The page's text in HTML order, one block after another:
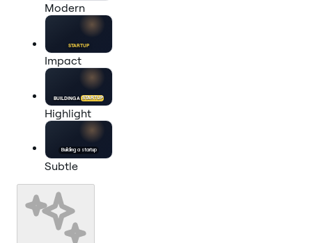
Modern
STARTUP
Impact
BUILDING A STARTUP
Highlight
Building a startup
Subtle